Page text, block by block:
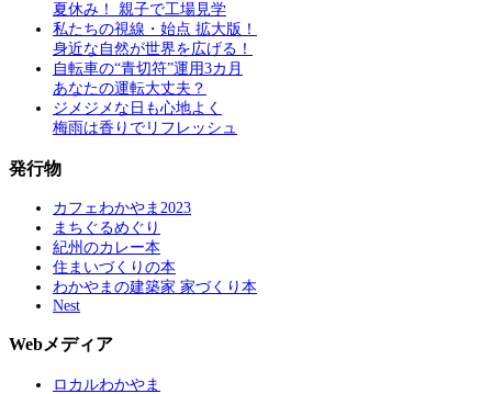
夏休み！ 親子で工場見学
私たちの視線・始点 拡大版！
身近な自然が世界を広げる！
自転車の“青切符”運用3カ月
あなたの運転大丈夫？
ジメジメな日も心地よく
梅雨は香りでリフレッシュ
発行物
カフェわかやま2023
まちぐるめぐり
紀州のカレー本
住まいづくりの本
わかやまの建築家 家づくり本
Nest
Webメディア
ロカルわかやま